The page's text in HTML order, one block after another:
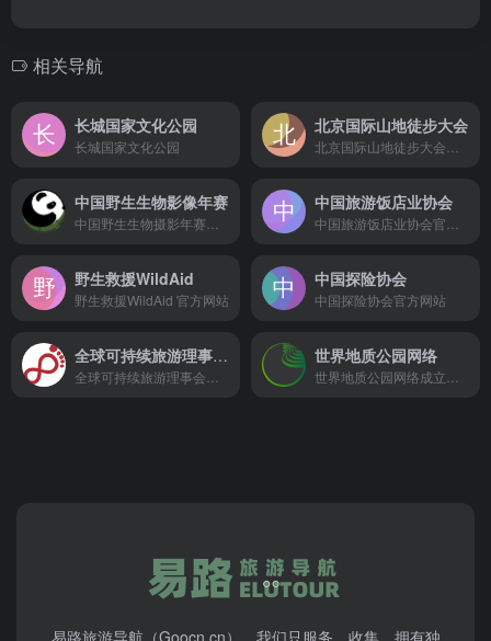
相关导航
长城国家文化公园
长城国家文化公园
北京国际山地徒步大会
中国野生生物影像年赛 中国旅游饭店业协会
野生救援WildAid
野生救援WildAid 官方网站
中国探险协会
中国探险协会官方网站
全球可持续旅游理事会（GSTC） 世界地质公园网络
易路旅游导航（Goocn.cn），我们只服务、收集、拥有独